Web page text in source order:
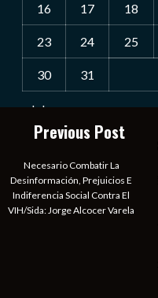
16 17 18
23 24 25
30 31
« Jul
Notiexpress de
Las Noticias Diarias de
Somos un medio de
principal objetivo
general de los
importantes de nuestro
Previous Post
Necesario Combatir La
Desinformación, Prejuicios E
Indiferencia Social Contra El
VIH/Sida: Jorge Alcocer Varela